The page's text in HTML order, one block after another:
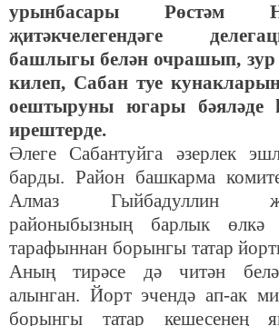
урынбасары Рөстәм
җитәкчелегендәге
башлыгы белән очрашып, зур
килеп, Сабан туе
оештыруны югары бәяләде
ирештерде.
Әлеге Сабантуйга әзерлек
барды. Район башкарма
Алмаз Гыйбадуллин
районыбызның барлык өлкә
тарафыннан борынгы татар
Аның тирәсе дә читән
алынган. Йорт эчендә ап-ак
борынгы татар кешесенең